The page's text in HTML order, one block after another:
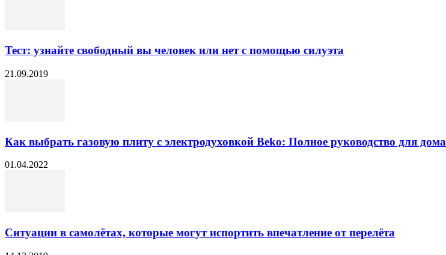
Тест: узнайте свободный вы человек или нет с помощью силуэта
21.09.2019
Как выбрать газовую плиту с электродуховкой Beko: Полное руководство для дома
01.04.2022
Ситуации в самолётах, которые могут испортить впечатление от перелёта